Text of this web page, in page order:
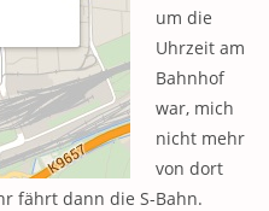
um die
Uhrzeit am
Bahnhof
war, mich
nicht mehr
von dort
fährt dann die S-Bahn.